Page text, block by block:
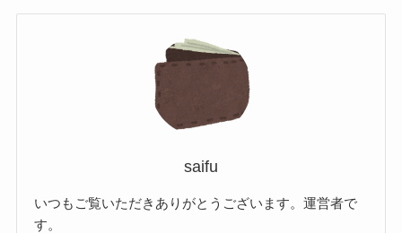
saifu
いつもご覧いただきありがとうございます。運営者で
す。